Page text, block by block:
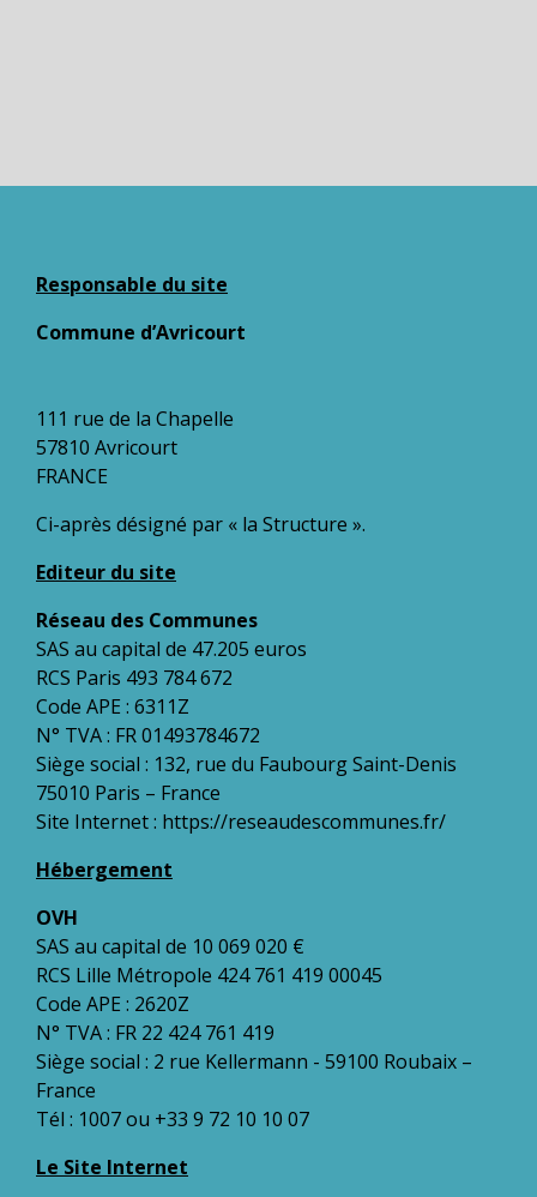
Responsable du site
Commune d’Avricourt
111 rue de la Chapelle
57810 Avricourt
FRANCE
Ci-après désigné par « la Structure ».
Editeur du site
Réseau des Communes
SAS au capital de 47.205 euros
RCS Paris 493 784 672
Code APE : 6311Z
N° TVA : FR 01493784672
Siège social : 132, rue du Faubourg Saint-Denis
75010 Paris – France
Site Internet : https://reseaudescommunes.fr/
Hébergement
OVH
SAS au capital de 10 069 020 €
RCS Lille Métropole 424 761 419 00045
Code APE : 2620Z
N° TVA : FR 22 424 761 419
Siège social : 2 rue Kellermann - 59100 Roubaix –
France
Tél : 1007 ou +33 9 72 10 10 07
Le Site Internet